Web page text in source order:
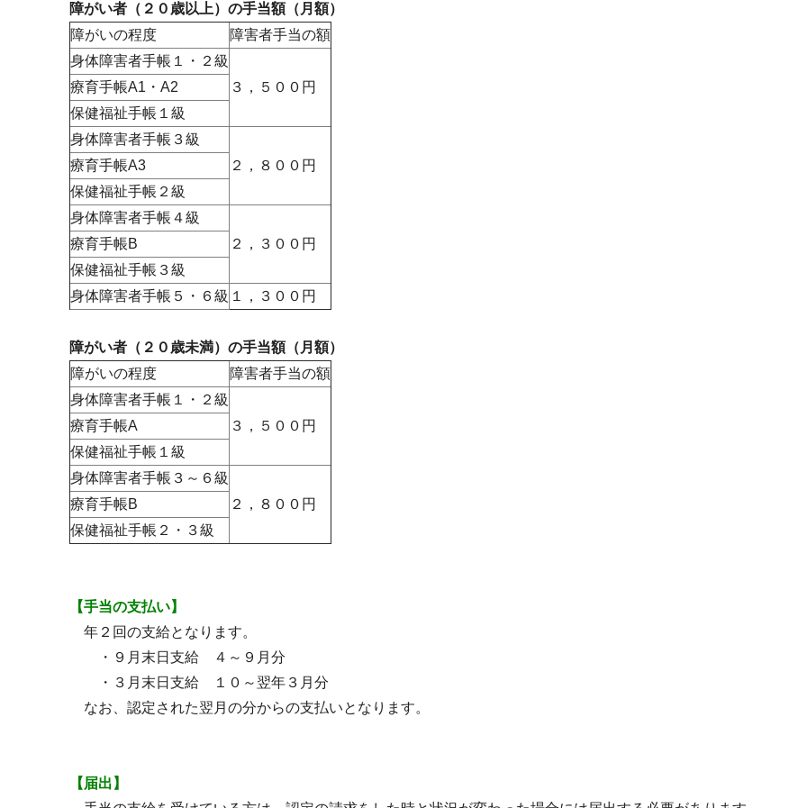
障がい者（２０歳以上）の手当額（月額）
障がいの程度
障害者手当の額
身体障害者手帳１・２級
３，５００円
療育手帳A1・A2
保健福祉手帳１級
身体障害者手帳３級
２，８００円
療育手帳A3
保健福祉手帳２級
身体障害者手帳４級
２，３００円
療育手帳B
保健福祉手帳３級
身体障害者手帳５・６級 １，３００円
障がい者（２０歳未満）の手当額（月額）
障がいの程度
障害者手当の額
身体障害者手帳１・２級
３，５００円
療育手帳A
保健福祉手帳１級
身体障害者手帳３～６級
２，８００円
療育手帳B
保健福祉手帳２・３級
【手当の支払い】
年２回の支給となります。
・９月末日支給 ４～９月分
・３月末日支給 １０～翌年３月分
なお、認定された翌月の分からの支払いとなります。
【届出】